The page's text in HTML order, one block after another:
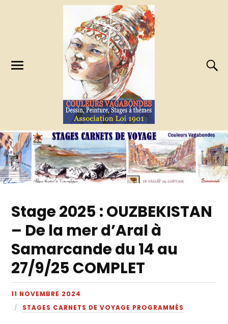
Stage 2025 : OUZBEKISTAN
– De la mer d’Aral à
Samarcande du 14 au
27/9/25 COMPLET
11 NOVEMBRE 2024
STAGES CARNETS DE VOYAGE PROGRAMMÉS